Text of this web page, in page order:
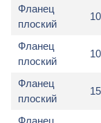
Фланец
плоский
Фланец
плоский
Фланец
плоский
15
Фланец